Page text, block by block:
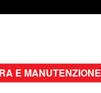
E MANUTENZIONE